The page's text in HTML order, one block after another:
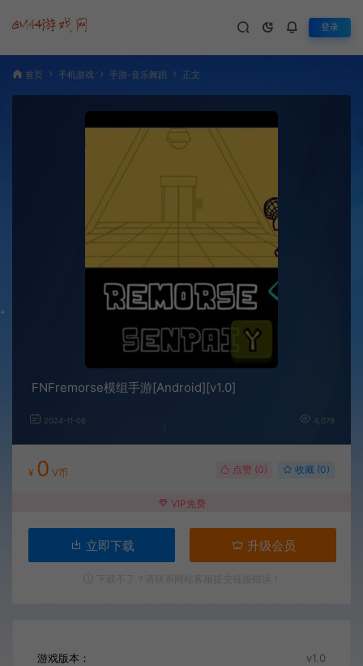
登录
首页 手机游戏 手游-音乐舞蹈 正文
FNFremorse模组手游[Android][v1.0]
2024-11-06 4,079
¥ 0 V币 点赞 (0) 收藏 (0)
VIP免费
立即下载 升级会员
游戏版本： v1.0